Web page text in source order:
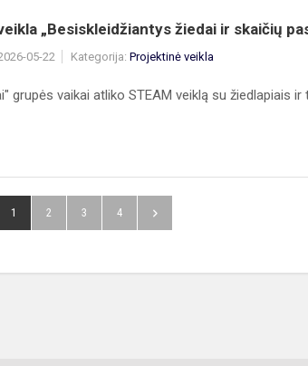
„Besiskleidžiantys žiedai ir skaičių
05-22 Kategorija: Projektinė veikla
grupės vaikai atliko STEAM veiklą su žiedlapiais ir
1 2 3 4